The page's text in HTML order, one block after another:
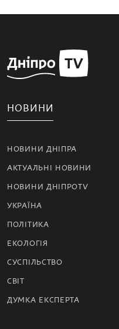
НОВИНИ
НОВИНИ ДНІПРА
АКТУАЛЬНІ НОВИНИ
НОВИНИ ДНІПРОTV
УКРАЇНА
ПОЛІТИКА
ЕКОЛОГІЯ
СУСПІЛЬСТВО
СВІТ
ДУМКА ЕКСПЕРТА